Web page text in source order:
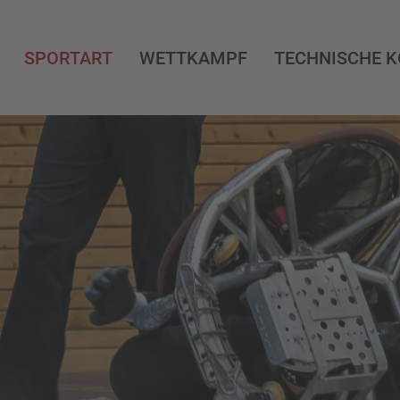
SPORTART WETTKAMPF TECHNISCHE